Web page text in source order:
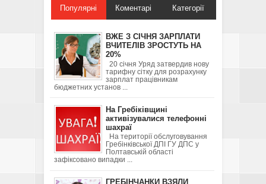
Популярні Коментарі Категорії
ВЖЕ З СІЧНЯ ЗАРПЛАТИ
ВЧИТЕЛІВ ЗРОСТУТЬ НА
20%
20 січня Уряд затвердив нову
тарифну сітку для розрахунку
зарплат працівникам
бюджетних установ ...
На Гребіківщині
активізувалися телефонні
шахраї
На території обслуговування
Гребінківської ДПІ ГУ ДПС у
Полтавській області
зафіксовано випадки ...
ГРЕБІНЧАНКИ ВЗЯЛИ